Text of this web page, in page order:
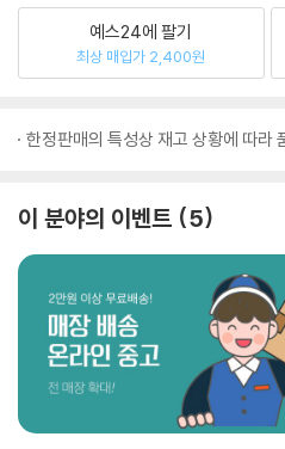
예스24에 팔기
최상 매입가 2,400원
한정판매의 특성상 재고 상황에 따라
이 분야의 이벤트 5